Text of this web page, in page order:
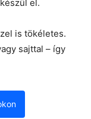
el.
is tökéletes.
sajttal – így